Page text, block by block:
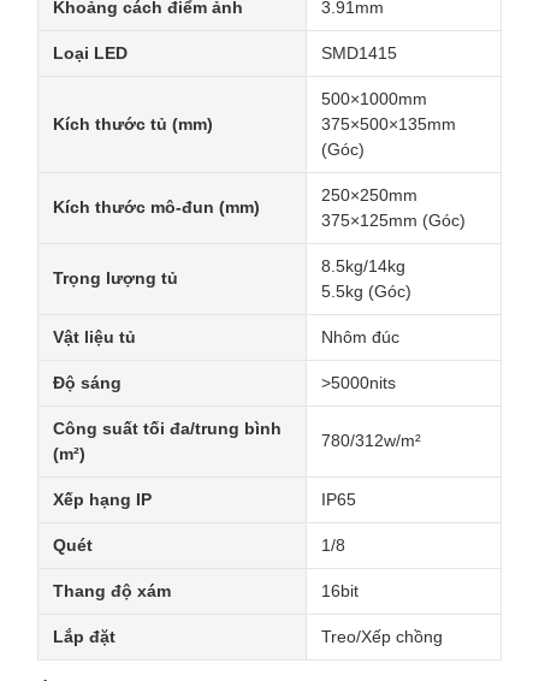
Khoảng cách điểm ảnh 3.91mm
Loại LED SMD1415
Kích thước tủ (mm)
500×1000mm
375×500×135mm
(Góc)
Kích thước mô-đun (mm)
250×250mm
375×125mm (Góc)
Trọng lượng tủ
8.5kg/14kg
5.5kg (Góc)
Vật liệu tủ Nhôm đúc
Độ sáng >5000nits
Công suất tối đa/trung bình
(m²)
780/312w/m²
Xếp hạng IP IP65
Quét 1/8
Thang độ xám 16bit
Lắp đặt Treo/Xếp chồng